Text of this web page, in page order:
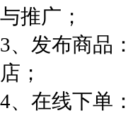
与推广；
3、发布商品
店；
4、在线下单